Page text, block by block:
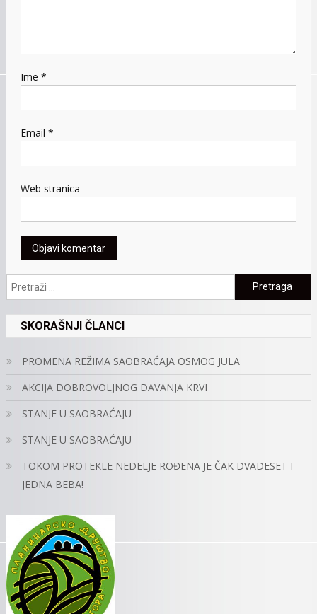
Ime *
Email *
Web stranica
Pretraga:
SKORAŠNJI ČLANCI
PROMENA REŽIMA SAOBRAĆAJA OSMOG JULA
AKCIJA DOBROVOLJNOG DAVANJA KRVI
STANJE U SAOBRAĆAJU
STANJE U SAOBRAĆAJU
TOKOM PROTEKLE NEDELJE ROĐENA JE ČAK DVADESET I
JEDNA BEBA!